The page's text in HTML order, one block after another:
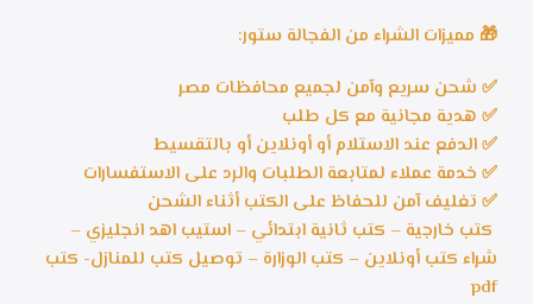
🎁 مميزات الشراء من الفجالة ستور:
✅ شحن سريع وآمن لجميع محافظات مصر
✅ هدية مجانية مع كل طلب
✅ الدفع عند الاستلام أو أونلاين أو بالتقسيط
✅ خدمة عملاء لمتابعة الطلبات والرد على الاستفسارات
✅ تغليف آمن للحفاظ على الكتب أثناء الشحن
كتب خارجية – كتب ثانية ابتدائي – استيب اهد انجليزي –
شراء كتب أونلاين – كتب الوزارة – توصيل كتب للمنازل- كتب
pdf